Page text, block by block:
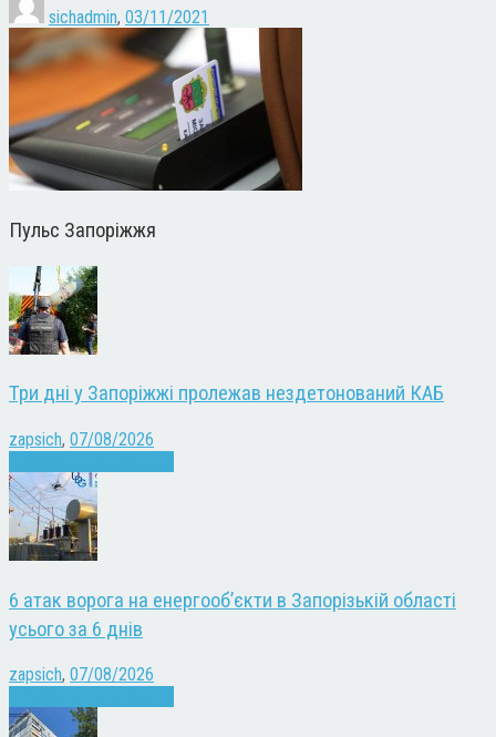
sichadmin, 03/11/2021
Пульс Запоріжжя
Три дні у Запоріжжі пролежав нездетонований КАБ
zapsich, 07/08/2026
6 атак ворога на енергооб’єкти в Запорізькій області
усього за 6 днів
zapsich, 07/08/2026